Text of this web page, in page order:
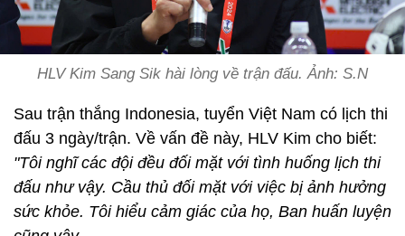
HLV Kim Sang Sik hài lòng về trận đấu. Ảnh: S.N
Sau trận thắng Indonesia, tuyển Việt Nam có lịch thi
đấu 3 ngày/trận. Về vấn đề này, HLV Kim cho biết:
"Tôi nghĩ các đội đều đối mặt với tình huống lịch thi
đấu như vậy. Cầu thủ đối mặt với việc bị ảnh hưởng
sức khỏe. Tôi hiểu cảm giác của họ, Ban huấn luyện